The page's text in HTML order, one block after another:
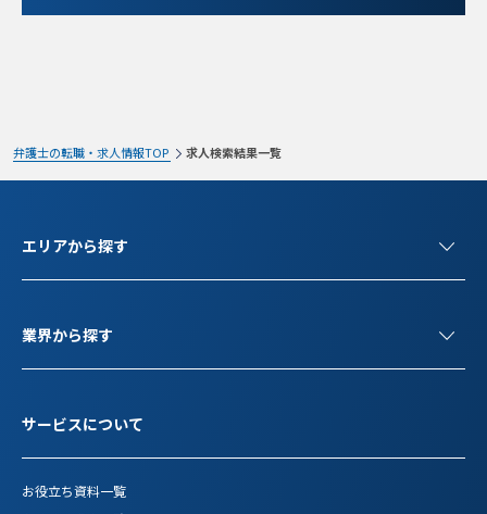
検索条件変更
弁護士の転職・求人情報TOP 求人検索結果一覧
エリアから探す
業界から探す
サービスについて
お役立ち資料一覧